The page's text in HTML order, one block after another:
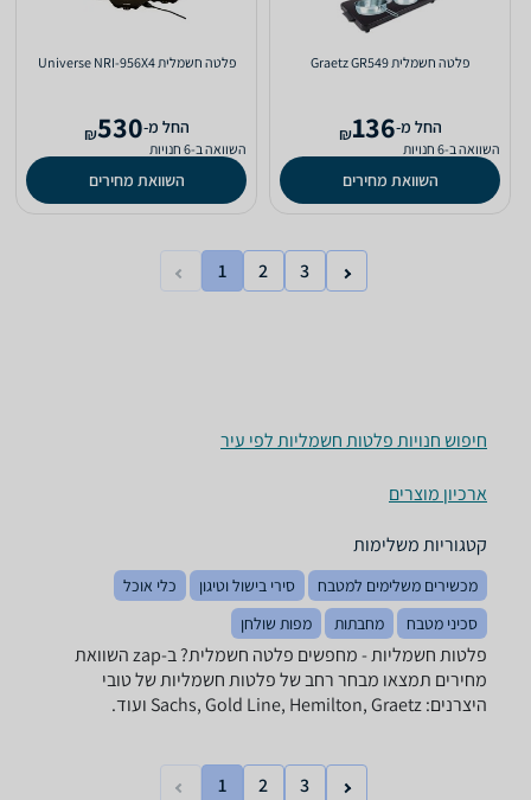
פלטה חשמלית Graetz GR549
‫החל מ-136
₪
השוואה ב-6 חנויות
השוואת מחירים
פלטה חשמלית Universe NRI-956X4
‫החל מ-530
₪
השוואה ב-6 חנויות
השוואת מחירים
1 2 3
חיפוש חנויות פלטות חשמליות לפי עיר
ארכיון מוצרים
קטגוריות משלימות
מכשירים משלימים למטבח סירי בישול וטיגון
כלי אוכל
סכיני מטבח
מחבתות מפות שולחן
פלטות חשמליות - מחפשים פלטה חשמלית? ב-zap השוואת
מחירים תמצאו מבחר רחב של פלטות חשמליות של טובי
היצרנים: Sachs, Gold Line, Hemilton, Graetz ועוד.
1 2 3